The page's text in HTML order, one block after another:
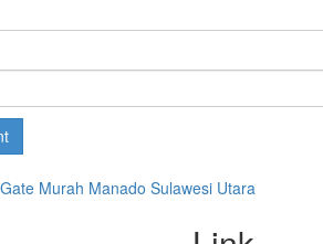
Murah Manado Sulawesi Utara